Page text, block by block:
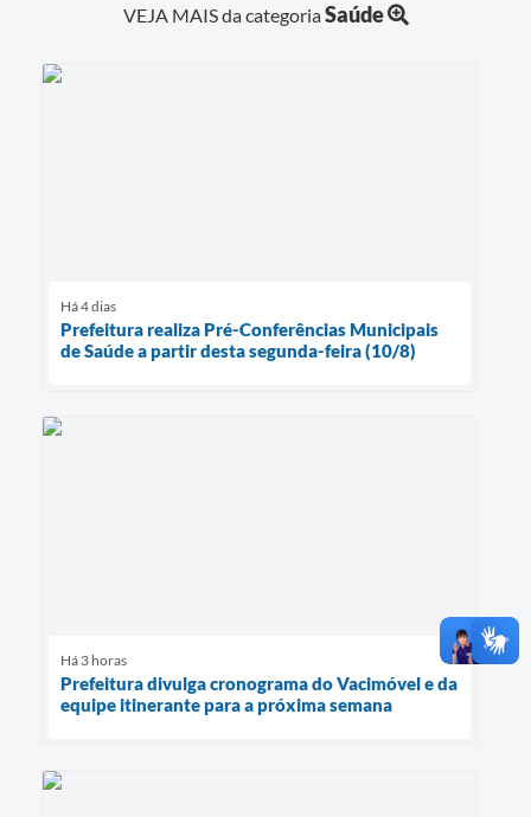
VEJA MAIS da categoriaSaúde
Há 4 dias
Prefeitura realiza Pré-Conferências Municipais
de Saúde a partir desta segunda-feira (10/8)
Há 3 horas
Prefeitura divulga cronograma do Vacimóvel e da
equipe itinerante para a próxima semana